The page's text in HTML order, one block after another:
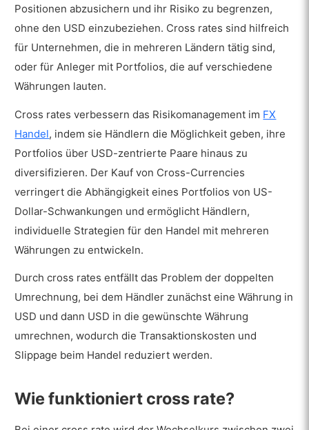
Positionen abzusichern und ihr Risiko zu begrenzen,
ohne den USD einzubeziehen. Cross rates sind hilfreich
für Unternehmen, die in mehreren Ländern tätig sind,
oder für Anleger mit Portfolios, die auf verschiedene
Währungen lauten.
Cross rates verbessern das Risikomanagement im FX
Handel, indem sie Händlern die Möglichkeit geben, ihre
Portfolios über USD-zentrierte Paare hinaus zu
diversifizieren. Der Kauf von Cross-Currencies
verringert die Abhängigkeit eines Portfolios von US-
Dollar-Schwankungen und ermöglicht Händlern,
individuelle Strategien für den Handel mit mehreren
Währungen zu entwickeln.
Durch cross rates entfällt das Problem der doppelten
Umrechnung, bei dem Händler zunächst eine Währung in
USD und dann USD in die gewünschte Währung
umrechnen, wodurch die Transaktionskosten und
Slippage beim Handel reduziert werden.
Wie funktioniert cross rate?